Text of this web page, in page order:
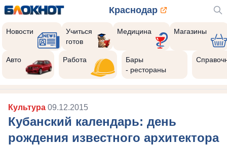
Краснодар
Новости
Учиться
готов
Медицина Магазины
Авто Работа
Бары
- рестораны
Культура 09.12.2015
Кубанский календарь: день
рождения известного архитектора